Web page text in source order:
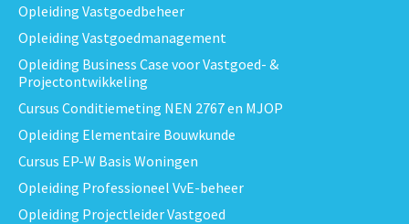
Opleiding Vastgoedbeheer
Opleiding Vastgoedmanagement
Opleiding Business Case voor Vastgoed- &
Projectontwikkeling
Cursus Conditiemeting NEN 2767 en MJOP
Opleiding Elementaire Bouwkunde
Cursus EP-W Basis Woningen
Opleiding Professioneel VvE-beheer
Opleiding Projectleider Vastgoed